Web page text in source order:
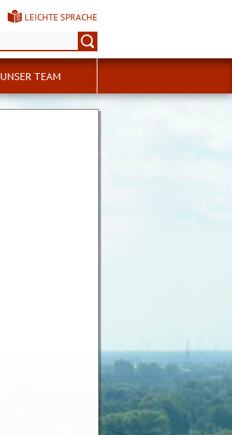
LEICHTE SPRACHE
UNSER TEAM